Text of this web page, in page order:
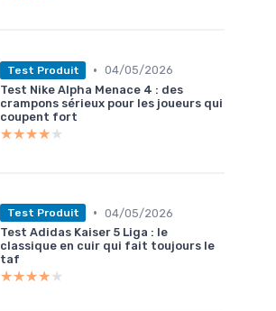
Test Produit • 04/05/2026
Test Nike Alpha Menace 4 : des
crampons sérieux pour les joueurs qui
coupent fort
★★★★★
★★★★★
Test Produit • 04/05/2026
Test Adidas Kaiser 5 Liga : le
classique en cuir qui fait toujours le
taf
★★★★★
★★★★★